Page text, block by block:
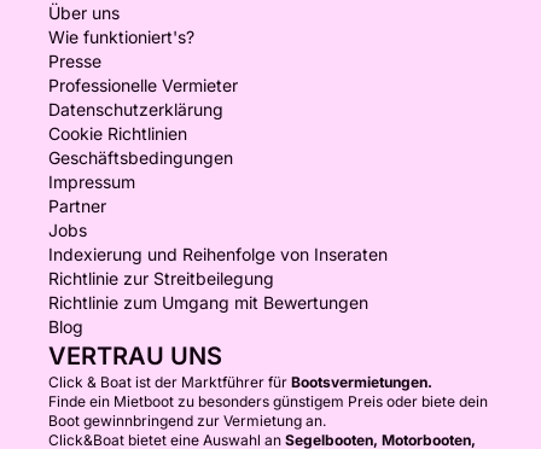
Über uns
Wie funktioniert's?
Presse
Professionelle Vermieter
Datenschutzerklärung
Cookie Richtlinien
Geschäftsbedingungen
Impressum
Partner
Jobs
Indexierung und Reihenfolge von Inseraten
Richtlinie zur Streitbeilegung
Richtlinie zum Umgang mit Bewertungen
Blog
VERTRAU UNS
Click & Boat ist der Marktführer für Bootsvermietungen.
Finde ein Mietboot zu besonders günstigem Preis oder biete dein
Boot gewinnbringend zur Vermietung an.
Click&Boat bietet eine Auswahl an Segelbooten, Motorbooten,